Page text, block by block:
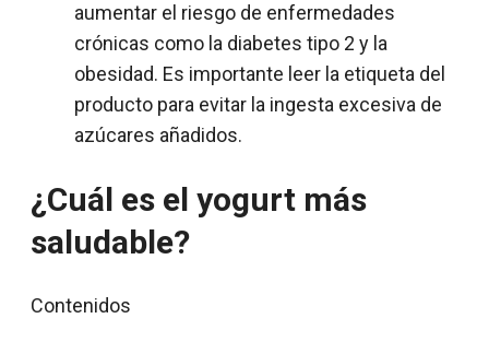
aumentar el riesgo de enfermedades
crónicas como la diabetes tipo 2 y la
obesidad. Es importante leer la etiqueta del
producto para evitar la ingesta excesiva de
azúcares añadidos.
¿Cuál es el yogurt más
saludable?
Contenidos